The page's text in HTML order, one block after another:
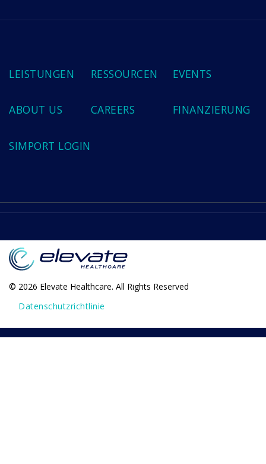
LEISTUNGEN RESSOURCEN EVENTS
ABOUT US CAREERS FINANZIERUNG
SIMPORT LOGIN
© 2026 Elevate Healthcare. All Rights Reserved
Datenschutzrichtlinie